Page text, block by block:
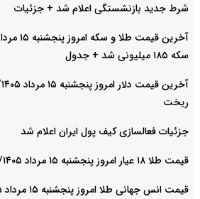
شرط جدید بازنشستگی اعلام شد + جزئیات
سکه ۱۸۵ میلیونی شد + جدول
ریخت
جزئیات فعالسازی کیف پول ایران اعلام شد
قیمت طلا ۱۸ عیار امروز پنجشنبه ۱۵ مرداد ۱۴۰۵/ طلا دوباره صعودی شد